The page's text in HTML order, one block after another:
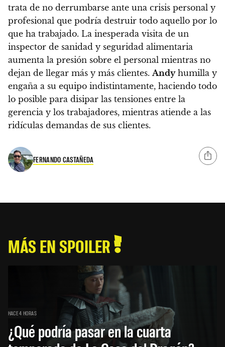
trata de no derrumbarse ante una crisis personal y
profesional que podría destruir todo aquello por lo
que ha trabajado. La inesperada visita de un
inspector de sanidad y seguridad alimentaria
aumenta la presión sobre el personal mientras no
dejan de llegar más y más clientes. Andyhumilla y
engaña a su equipo indistintamente, haciendo todo
lo posible para disipar las tensiones entre la
gerencia y los trabajadores, mientras atiende a las
ridículas demandas de sus clientes.
FERNANDO CASTAÑEDA
MÁS EN SPOILER
HACE 4 HORAS
¿Qué podría pasar en la cuarta